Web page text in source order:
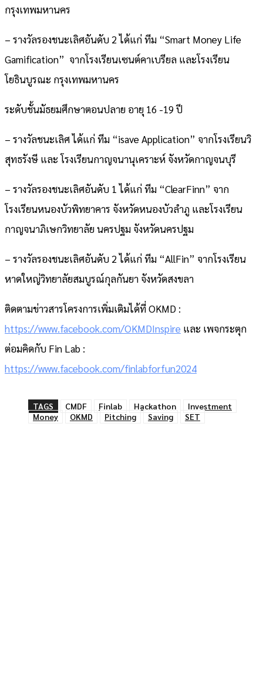
กรุงเทพมหานคร
– รางวัลรองชนะเลิศอันดับ 2 ได้แก่ ทีม “Smart Money Life
Gamification” จากโรงเรียนเซนต์คาเบรียล และโรงเรียน
โยธินบูรณะ กรุงเทพมหานคร
ระดับชั้นมัธยมศึกษาตอนปลาย อายุ 16 -19 ปี
– รางวัลชนะเลิศ ได้แก่ ทีม “isave Application” จากโรงเรียนวิ
สุทธรังษี และ โรงเรียนกาญจนานุเคราะห์ จังหวัดกาญจนบุรี
– รางวัลรองชนะเลิศอันดับ 1 ได้แก่ ทีม “ClearFinn” จาก
โรงเรียนหนองบัวพิทยาคาร จังหวัดหนองบัวลำภู และโรงเรียน
กาญจนาภิเษกวิทยาลัย นครปฐม จังหวัดนครปฐม
– รางวัลรองชนะเลิศอันดับ 2 ได้แก่ ทีม “AllFin” จากโรงเรียน
หาดใหญ่วิทยาลัยสมบูรณ์กุลกันยา จังหวัดสงขลา
ติดตามข่าวสารโครงการเพิ่มเติมได้ที่ OKMD :
https://www.facebook.com/OKMDInspire และ เพจกระตุก
ต่อมคิดกับ Fin Lab :
https://www.facebook.com/finlabforfun2024
TAGS CMDF Finlab Hackathon
Investment
Money
OKMD Pitching Saving SET